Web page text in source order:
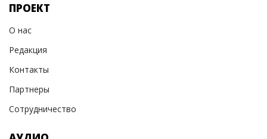
ПРОЕКТ
О нас
Редакция
Контакты
Партнеры
Сотрудничество